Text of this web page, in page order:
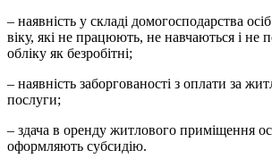
– наявність у складі домогосподарства
віку, які не працюють, не навчаються і не
обліку як безробітні;
– наявність заборгованості з оплати за
послуги;
– здача в оренду житлового приміщення
оформляють субсидію.